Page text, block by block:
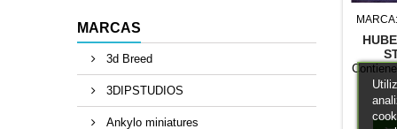
MARCAS
3d Breed
3DIPSTUDIOS
Ankylo miniatures